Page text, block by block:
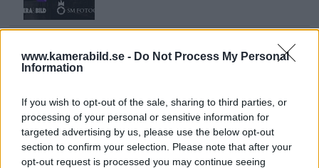
www.kamerabild.se - Do Not Process My Personal
Information
If you wish to opt-out of the sale, sharing to third parties, or
processing of your personal or sensitive information for
targeted advertising by us, please use the below opt-out
section to confirm your selection. Please note that after your
opt-out request is processed you may continue seeing
Dolby Vision 2 lanseras –
nästa generation HDR